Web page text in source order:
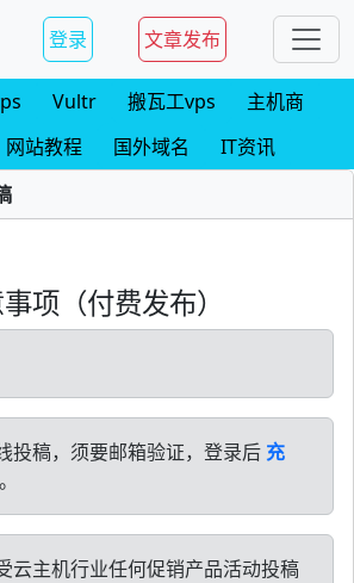
登录 文章发布
Vultr 搬瓦工vps
主机商
网站教程 国外域名
IT资讯
项（付费发布）
投稿，须要邮箱验证，登录后 充
云主机行业任何促销产品活动投稿